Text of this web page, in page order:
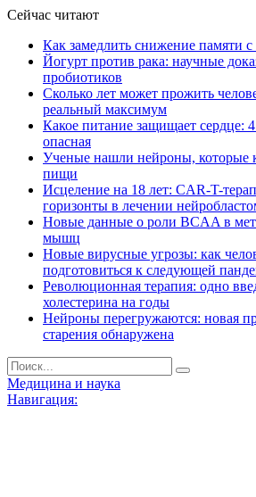
Сейчас читают
Как замедлить снижение памяти
Йогурт против рака: научные
пробиотиков
Сколько лет может прожить
реальный максимум
Какое питание защищает сердце:
опасная
Ученые нашли нейроны, которые
пищи
Исцеление на 18 лет: CAR-T-
горизонты в лечении
Новые данные о роли BCAA в
мышц
Новые вирусные угрозы: как
подготовиться к следующей
Революционная терапия: одно
холестерина на годы
Нейроны перегружаются: новая
старения обнаружена
Медицина и наука
Навигация: